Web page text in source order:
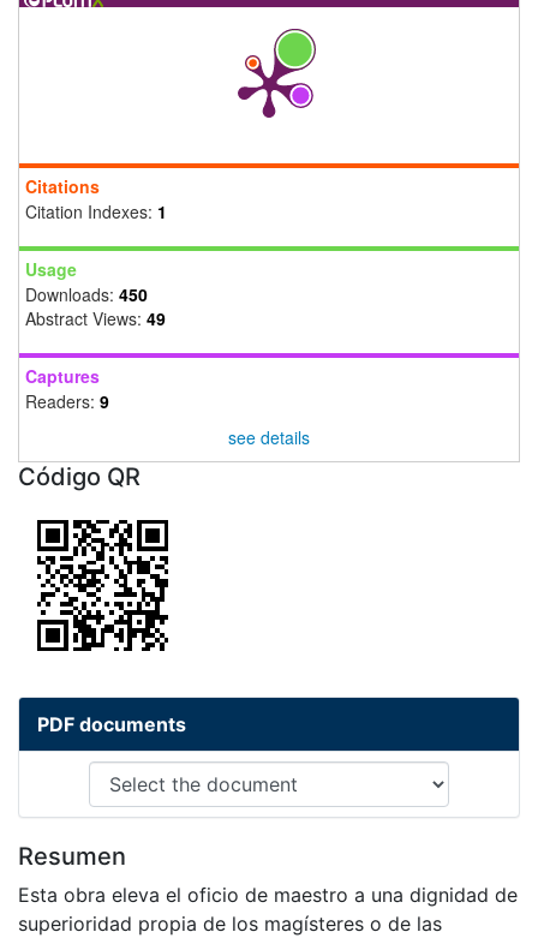
Citations
Citation Indexes: 1
Usage
Downloads: 450
Abstract Views: 49
Captures
Readers: 9
see details
Código QR
PDF documents
Resumen
Esta obra eleva el oficio de maestro a una dignidad de
superioridad propia de los magísteres o de las